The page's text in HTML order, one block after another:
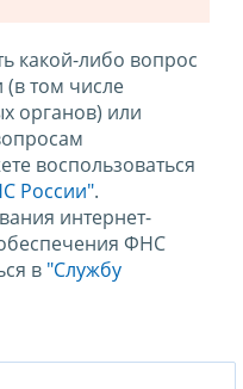
какой-либо вопрос
(в том числе
органов) или
воспользоваться
России".
интернет-
ФНС
в "Службу